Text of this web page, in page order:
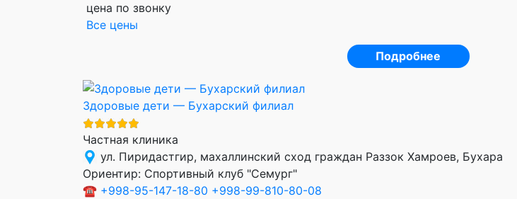
цена по звонку
Все цены
Подробнее
Здоровые дети — Бухарский филиал
Частная клиника
ул. Пиридастгир, махаллинский сход граждан Раззок Хамроев, Бухара
Ориентир: Спортивный клуб "Семург"
☎ +998-95-147-18-80 +998-99-810-80-08